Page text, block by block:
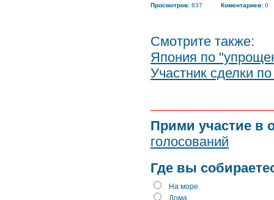
Просмотров: 837 Коментариев: 0
Смотрите также:
Япония по
Участник сделки
Прими участие в
голосований
Где вы
На море
Дома